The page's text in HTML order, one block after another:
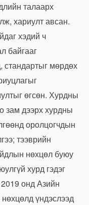
талаарх
хариулт авсан.
хэдий ч
байгааг
стандартыг мөрдөх
өгсөн. Хурдны
зам дээрх хурдны
оролцогчдын
тээврийн
нөхцөл буюу
хурд гэдэг
онд Азийн
үндэслээд